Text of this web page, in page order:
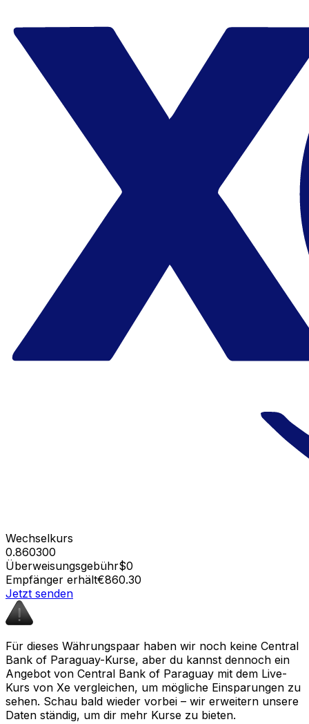
Wechselkurs
0.860300
Überweisungsgebühr$0
Empfänger erhält€860.30
Jetzt senden
Für dieses Währungspaar haben wir noch keine Central
Bank of Paraguay-Kurse, aber du kannst dennoch ein
Angebot von Central Bank of Paraguay mit dem Live-
Kurs von Xe vergleichen, um mögliche Einsparungen zu
sehen. Schau bald wieder vorbei – wir erweitern unsere
Daten ständig, um dir mehr Kurse zu bieten.